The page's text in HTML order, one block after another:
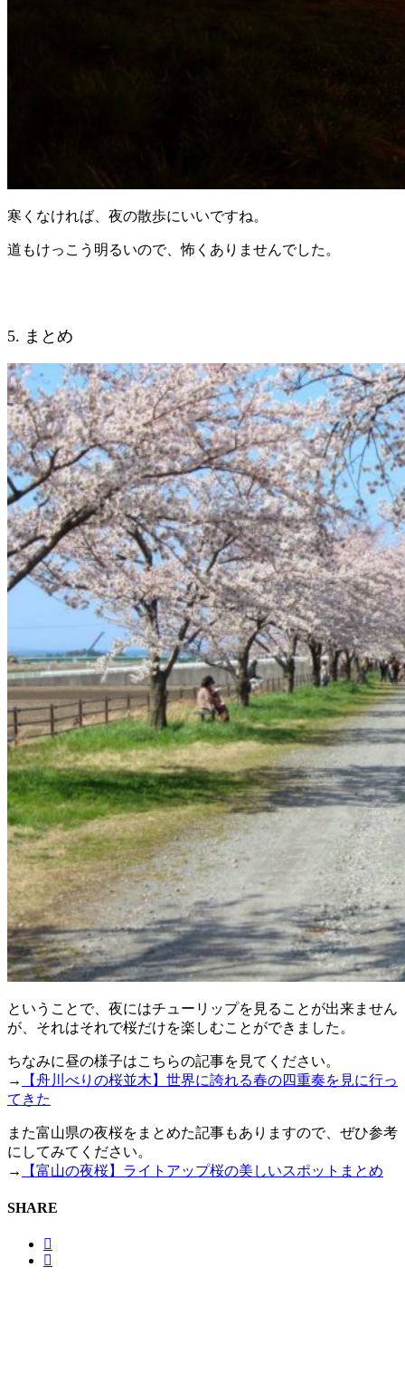
寒くなければ、夜の散歩にいいですね。
道もけっこう明るいので、怖くありませんでした。
5. まとめ
ということで、夜にはチューリップを見ることが出来ません
が、それはそれで桜だけを楽しむことができました。
ちなみに昼の様子はこちらの記事を見てください。
→
【舟川べりの桜並木】世界に誇れる春の四重奏を見に行っ
てきた
また富山県の夜桜をまとめた記事もありますので、ぜひ参考
にしてみてください。
→
【富山の夜桜】ライトアップ桜の美しいスポットまとめ
SHARE